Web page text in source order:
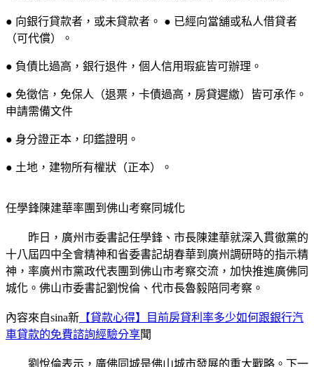
● 向銀行貸款者，或未貸款者。 ● 已經向當舖或私人借貸者
（可代償）。
● 負債比過高，銀行退件，個人信用瑕疵皆可辦理。
● 免徵信，免保人（退票，卡債過高，房貸遲繳）皆可承作。
申請需備文件
● 身分證正本，印鑑證明。
● 土地，建物所有權狀（正本）。
任學鋒陳建華率團到佛山考察同城化
昨日，廣州市委書記任學鋒、市長陳建華就深入貫徹黨的
十八屆四中全會精神和省委書記胡春華到廣州調研時的指示精
神，率廣州市黨政代表團到佛山市考察交流，加快推進廣佛同
城化。佛山市委書記劉悅倫、代市長魯毅陪同考察。
內容來自sina新 【貸款心得】目前房貸利率多少如何跟銀行汽
車貸款的免費諮詢經驗分享聞
劉悅倫表示，廣佛同城是佛山城市發展的重大戰略。下一